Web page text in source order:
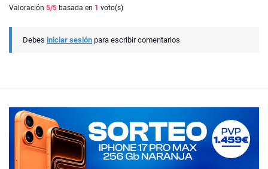
Valoración 5/5 basada en 1 voto(s)
Debes iniciar sesión para escribir comentarios